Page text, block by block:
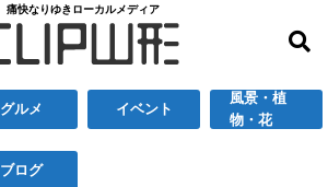
痛快なりゆきローカルメディア
グルメ イベント
風景・植
物・花
ブログ